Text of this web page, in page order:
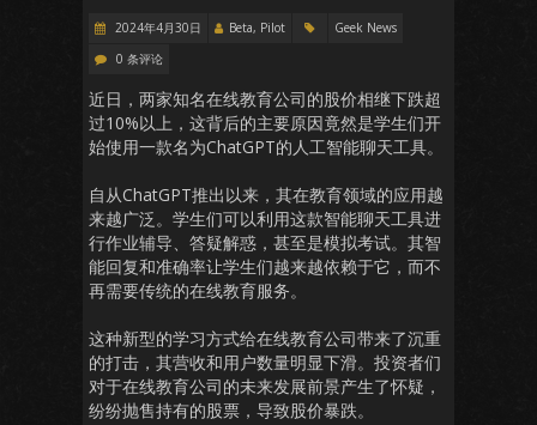
2024年4月30日 Beta, Pilot
Geek News
0 条评论
近日，两家知名在线教育公司的股价相继下跌超
过10%以上，这背后的主要原因竟然是学生们开
始使用一款名为ChatGPT的人工智能聊天工具。
自从ChatGPT推出以来，其在教育领域的应用越
来越广泛。学生们可以利用这款智能聊天工具进
行作业辅导、答疑解惑，甚至是模拟考试。其智
能回复和准确率让学生们越来越依赖于它，而不
再需要传统的在线教育服务。
这种新型的学习方式给在线教育公司带来了沉重
的打击，其营收和用户数量明显下滑。投资者们
对于在线教育公司的未来发展前景产生了怀疑，
纷纷抛售持有的股票，导致股价暴跌。